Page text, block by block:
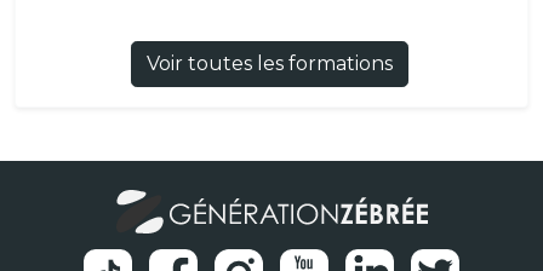
Voir toutes les formations